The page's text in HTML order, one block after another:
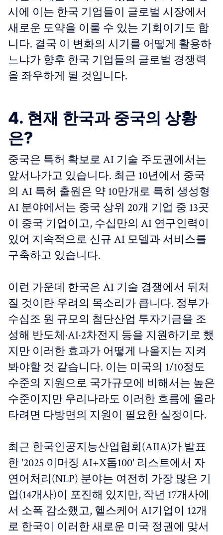
시에 이는 한국 기업들이 글로벌 시장에서
새로운 도약을 이룰 수 있는 기회이기도 합
니다. 결국 이 변화의 시기를 어떻게 활용하
느냐가 향후 한국 기업들의 글로벌 경쟁력
을 좌우하게 될 것입니다.
4. 현재 한국과 중국의 상황
은?
중국은 특허 확보로 AI 기술 주도권에서는
앞서나가고 있습니다. 최근 10년에서 중국
의 AI 특허 출원은 약 10만개로 특히 생성형
AI 분야에서는 중국 상위 20개 기업 중 13곳
이 중국 기업이고, 수십만의 AI 연구인력이
있어 지속적으로 신규 AI 모델과 서비스를
구축하고 있습니다.
이런 가운데 한국은 AI 기술 경쟁에서 뒤처
질 것이란 우려의 목소리가 큽니다. 정부가
수십조 원 규모의 첨단산업 투자기금을 조
성해 반도체·AI·2차전지 등을 지원하기로 했
지만 이러한 효과가 어떻게 나올지는 지켜
봐야할 것 같습니다. 이는 미국의 1/10정도
수준의 지원으로 국가규모에 비해서는 높은
수준이지만 우리나라도 이러한 흐름에 올라
타려면 다방면의 지원이 필요한 실정이다.
최근 한국인공지능산업협회(AIIA)가 발표
한 '2025 이머징 AI+X톱100' 리스트에서 자
연어처리(NLP) 분야는 여전히 가장 많은 기
업(14개사)이 포진해 있지만, 작년 17개사에
서 소폭 감소했고, 헬스케어 AI기업이 12개
로 한국이 이러한 새로운 미국 정권에 맞서